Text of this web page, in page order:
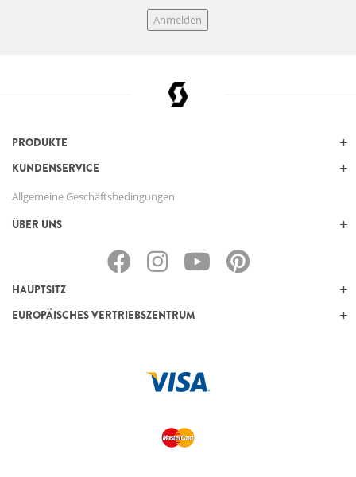
Anmelden
PRODUKTE
KUNDENSERVICE
Allgemeine Geschäftsbedingungen
ÜBER UNS
HAUPTSITZ
EUROPÄISCHES VERTRIEBSZENTRUM